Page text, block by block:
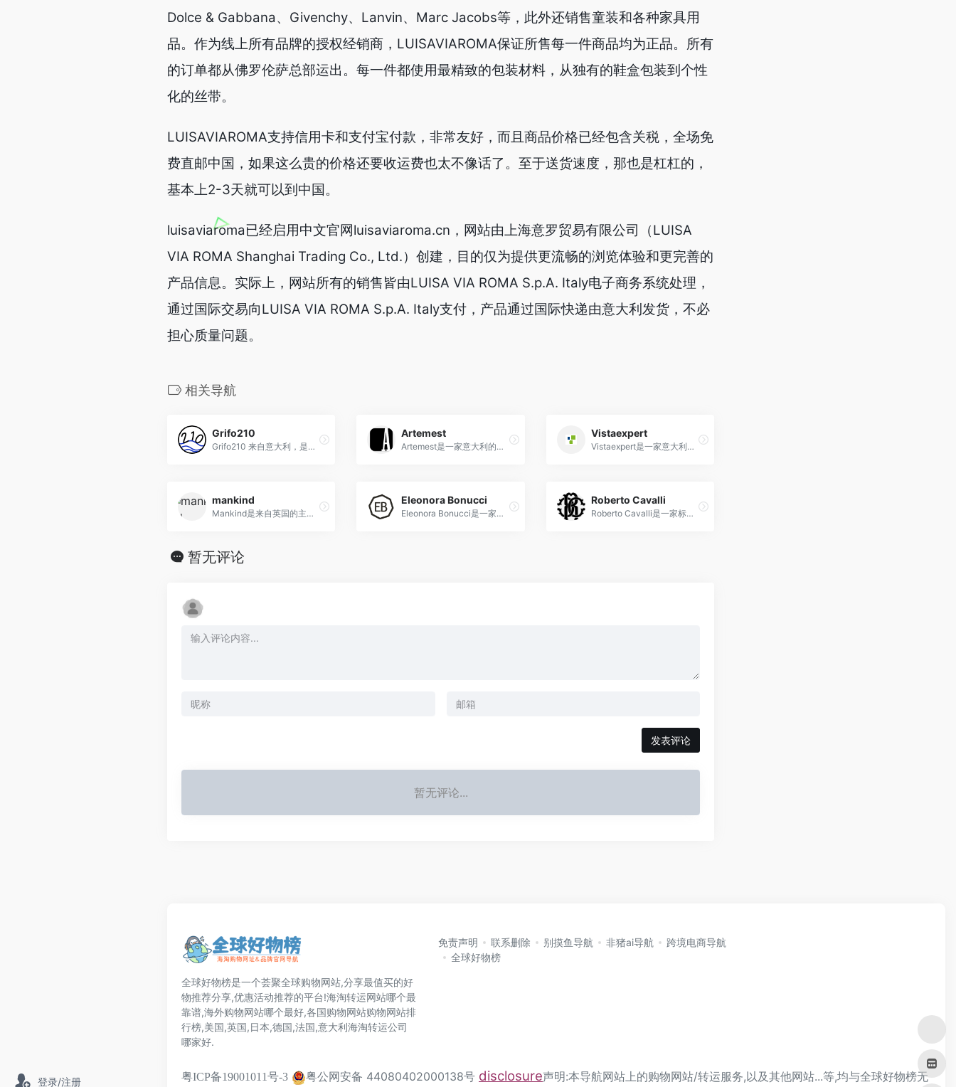
登录/注册
Dolce & Gabbana、Givenchy、Lanvin、Marc Jacobs等，此外还销售童装和各种家具用
品。作为线上所有品牌的授权经销商，LUISAVIAROMA保证所售每一件商品均为正品。所有
的订单都从佛罗伦萨总部运出。每一件都使用最精致的包装材料，从独有的鞋盒包装到个性
化的丝带。
LUISAVIAROMA支持信用卡和支付宝付款，非常友好，而且商品价格已经包含关税，全场免
费直邮中国，如果这么贵的价格还要收运费也太不像话了。至于送货速度，那也是杠杠的，
基本上2-3天就可以到中国。
luisaviaroma已经启用中文官网luisaviaroma.cn，网站由上海意罗贸易有限公司（LUISA
VIA ROMA Shanghai Trading Co., Ltd.）创建，目的仅为提供更流畅的浏览体验和更完善的
产品信息。实际上，网站所有的销售皆由LUISA VIA ROMA S.p.A. Italy电子商务系统处理，
通过国际交易向LUISA VIA ROMA S.p.A. Italy支付，产品通过国际快递由意大利发货，不必
担心质量问题。
相关导航
Grifo210
Grifo210 来自意大利，是一家多品牌商店，提供各种奢侈品牌的服装和配饰，风格精致优雅而又前卫。
Artemest
Artemest是一家意大利的奢侈家居品牌和电商平台，专注于展示和销售来自意大利手工艺师和设计师的精美家居艺术品。
Vistaexpert
Vistaexpert是一家意大利眼镜零售商，提供高品质眼镜产品、眼镜配件和专业眼镜服务，满足客户的时尚和视觉需求。
mankind
Mankind是来自英国的主打美妆护肤产品在线零售商城，在线销售彩妆护肤品、美发产品、剃须修颜产品、身体护理产品、家居用品及香氛等。
Eleonora Bonucci
Eleonora Bonucci是一家意大利的高端时尚奢侈品零售商，提供精选的设计师服装和配饰。
Roberto Cavalli
Roberto Cavalli是一家标志性的意大利时尚品牌，以其奢华而富有魅力的设计而闻名。
暂无评论
发表评论
暂无评论...
全球好物榜是一个荟聚全球购物网站,分享最值买的好
物推荐分享,优惠活动推荐的平台!海淘转运网站哪个最
靠谱,海外购物网站哪个最好,各国购物网站购物网站排
行榜,美国,英国,日本,德国,法国,意大利海淘转运公司
哪家好.
免责声明 联系删除 别摸鱼导航 非猪ai导航
跨境电商导航
全球好物榜
粤ICP备19001011号-3 粤公网安备 44080402000138号 disclosure声明:本导航网站上的购物网站/转运服务,以及其他网站...等,均与全球好物榜无